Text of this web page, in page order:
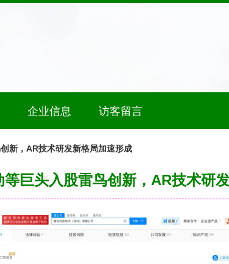
企业信息 访客留言
新，AR技术研发新格局加速形成
巨头入股雷鸟创新，AR技术研